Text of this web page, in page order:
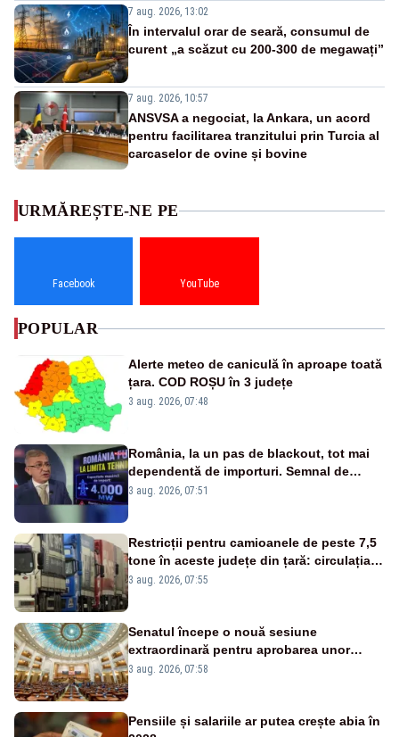
7 aug. 2026, 13:02
În intervalul orar de seară, consumul de
curent „a scăzut cu 200-300 de megawați”
7 aug. 2026, 10:57
ANSVSA a negociat, la Ankara, un acord
pentru facilitarea tranzitului prin Turcia al
carcaselor de ovine și bovine
URMĂREȘTE-NE PE
Facebook YouTube
POPULAR
Alerte meteo de caniculă în aproape toată
țara. COD ROȘU în 3 județe
3 aug. 2026, 07:48
România, la un pas de blackout, tot mai
dependentă de importuri. Semnal de
alarmă tras de un expert în energie
3 aug. 2026, 07:51
Restricții pentru camioanele de peste 7,5
tone în aceste județe din țară: circulația
este interzisă luni, între orele 12:00 și
3 aug. 2026, 07:55
Senatul începe o nouă sesiune
extraordinară pentru aprobarea unor
jaloane din PNRR
3 aug. 2026, 07:58
Pensiile și salariile ar putea crește abia în